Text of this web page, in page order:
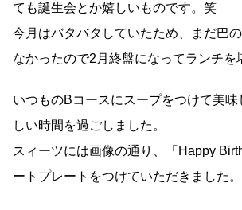
ても誕生会とか嬉しいものです。笑
今月はバタバタしていたため、まだ巴
なかったので2月終盤になってランチを
いつものBコースにスープをつけて美
しい時間を過ごしました。
スィーツには画像の通り、「Happy
ートプレートをつけていただきました。